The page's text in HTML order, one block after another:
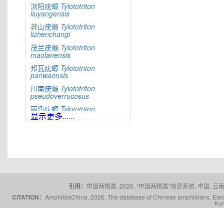
浏阳疣螈 Tylototriton
liuyangensis
莽山疣螈 Tylototriton
lizhenchangi
茂兰疣螈 Tylototriton
maolanensis
邦瓦疣螈 Tylototriton
panwaensis
川南疣螈 Tylototriton
pseudoverrucosus
丽色疣螈 Tylototriton
pulcherrimus
棕黑疣螈Tylototriton
显示更多......
引用： 中国两栖类. 2026. “中国两栖类”信息系统. 中国,
CITATION： AmphibiaChina. 2026. The database of Chinese amphibians.